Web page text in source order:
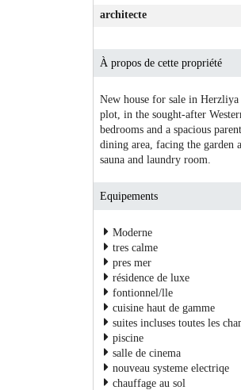
architecte
À propos de cette propriété
New house for sale in
plot, in the sought-after
bedrooms and a spacious
dining area, facing the garden
sauna and laundry room.
Equipements
Moderne
tres calme
pres mer
résidence de luxe
fontionnel/lle
cuisine haut de gamme
suites incluses toutes les
piscine
salle de cinema
nouveau systeme electriqe
chauffage au sol